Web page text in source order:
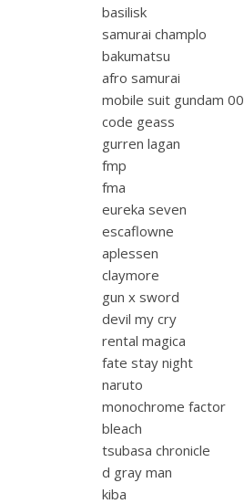
basilisk
samurai champlo
bakumatsu
afro samurai
mobile suit gundam 00
code geass
gurren lagan
fmp
fma
eureka seven
escaflowne
aplessen
claymore
gun x sword
devil my cry
rental magica
fate stay night
naruto
monochrome factor
bleach
tsubasa chronicle
d gray man
kiba